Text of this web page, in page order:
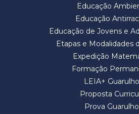
Educação
Educação
Educação de Jovens e
Etapas e Modalidades
Expedição
Formação
LEIA+
Proposta
Prova